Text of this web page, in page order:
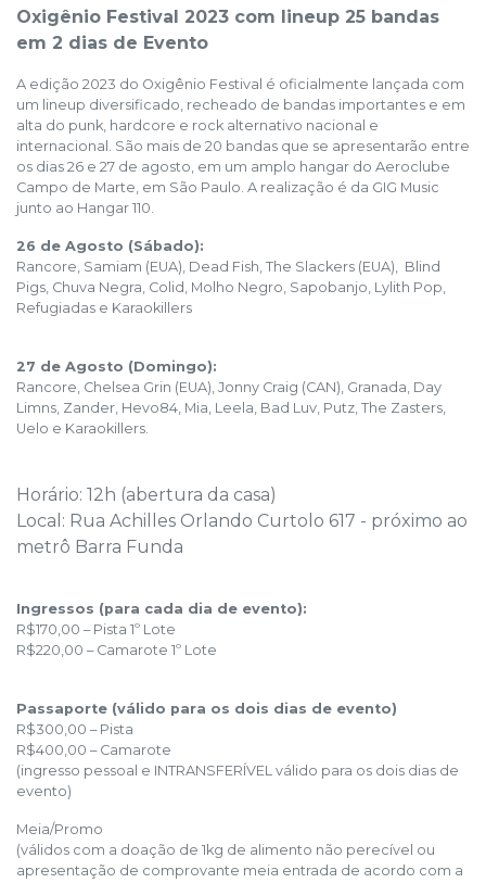
Oxigênio Festival 2023 com lineup 25 bandas
em 2 dias de Evento
A edição 2023 do Oxigênio Festival é oficialmente lançada com
um lineup diversificado, recheado de bandas importantes e em
alta do punk, hardcore e rock alternativo nacional e
internacional. São mais de 20 bandas que se apresentarão entre
os dias 26 e 27 de agosto, em um amplo hangar do Aeroclube
Campo de Marte, em São Paulo. A realização é da GIG Music
junto ao Hangar 110.
26 de Agosto (Sábado):
Rancore, Samiam (EUA), Dead Fish, The Slackers (EUA), Blind
Pigs, Chuva Negra, Colid, Molho Negro, Sapobanjo, Lylith Pop,
Refugiadas e Karaokillers
27 de Agosto (Domingo):
Rancore, Chelsea Grin (EUA), Jonny Craig (CAN), Granada, Day
Limns, Zander, Hevo84, Mia, Leela, Bad Luv, Putz, The Zasters,
Uelo e Karaokillers.
Horário: 12h (abertura da casa)
Local: Rua Achilles Orlando Curtolo 617 - próximo ao
metrô Barra Funda
Ingressos (para cada dia de evento):
R$170,00 – Pista 1º Lote
R$220,00 – Camarote 1º Lote
Passaporte (válido para os dois dias de evento)
R$300,00 – Pista
R$400,00 – Camarote
(ingresso pessoal e INTRANSFERÍVEL válido para os dois dias de
evento)
Meia/Promo
(válidos com a doação de 1kg de alimento não perecível ou
apresentação de comprovante meia entrada de acordo com a